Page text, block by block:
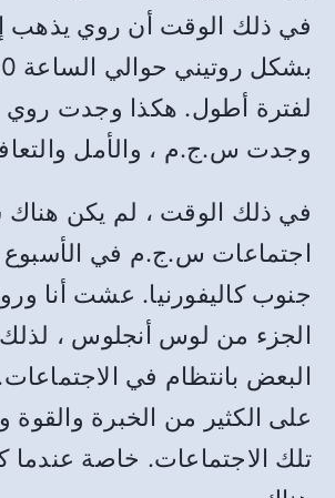
في ذلك الوقت أن روي يذهب
بشكل روتيني حوالي الساعة
لفترة أطول. هكذا وجدت روي
وجدت س.ج.م ، والأمل
في ذلك الوقت ، لم يكن هناك
اجتماعات س.ج.م في
جنوب كاليفورنيا. عشت أنا
الجزء من لوس أنجلوس ، لذلك
البعض بانتظام في الاجتماعات
على الكثير من الخبرة والقوة
تلك الاجتماعات. خاصة عندما